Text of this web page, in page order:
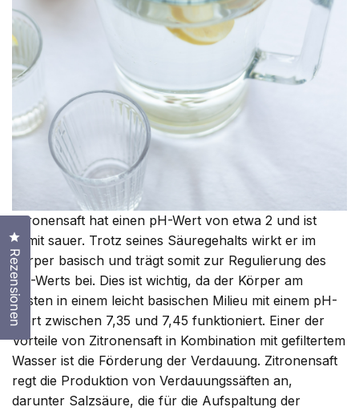
Zitronensaft hat einen pH-Wert von etwa 2 und ist
somit sauer. Trotz seines Säuregehalts wirkt er im
Körper basisch und trägt somit zur Regulierung des
pH-Werts bei. Dies ist wichtig, da der Körper am
besten in einem leicht basischen Milieu mit einem pH-
Wert zwischen 7,35 und 7,45 funktioniert. Einer der
Vorteile von Zitronensaft in Kombination mit gefiltertem
Wasser ist die Förderung der Verdauung. Zitronensaft
regt die Produktion von Verdauungssäften an,
darunter Salzsäure, die für die Aufspaltung der
Rezensionen
Klicken Sie, um den Bewertungsdialog zu öffnen